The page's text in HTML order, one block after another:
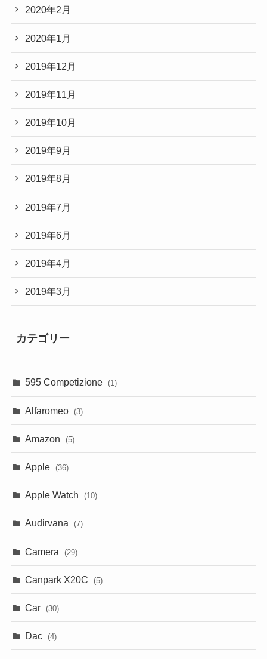
2020年2月
2020年1月
2019年12月
2019年11月
2019年10月
2019年9月
2019年8月
2019年7月
2019年6月
2019年4月
2019年3月
カテゴリー
595 Competizione (1)
Alfaromeo (3)
Amazon (5)
Apple (36)
Apple Watch (10)
Audirvana (7)
Camera (29)
Canpark X20C (5)
Car (30)
Dac (4)